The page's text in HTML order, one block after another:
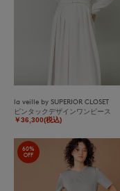
la veille by SUPERIOR CLOSET
ピンタックデザインワンピース
￥36,300(税込)
60%
OFF